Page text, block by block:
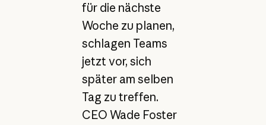
für die nächste
Woche zu planen,
schlagen Teams
jetzt vor, sich
später am selben
Tag zu treffen.
CEO Wade Foster